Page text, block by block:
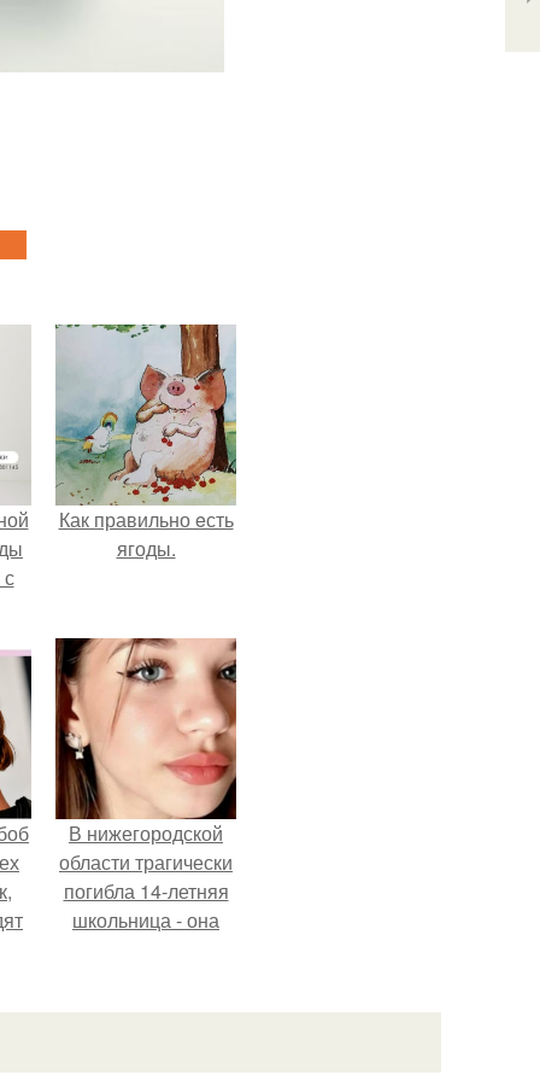
Как правильно eсть
ягоды.
В нижегородской
области трагически
погибла 14-летняя
школьница - она
к контрольной по